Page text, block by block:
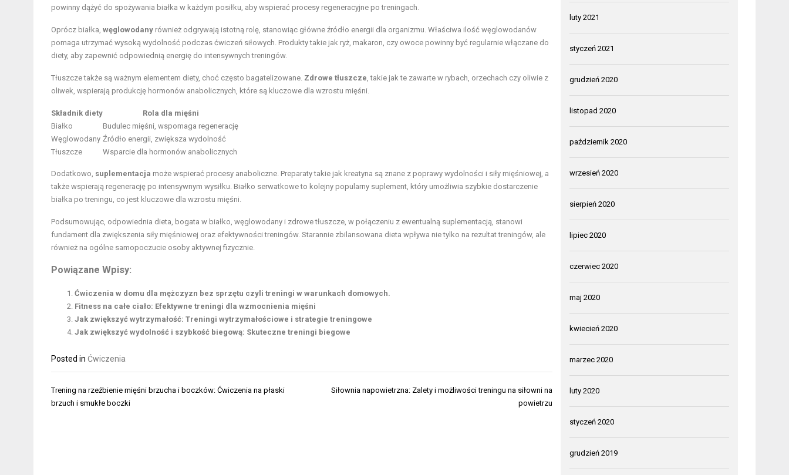
powinny dążyć do spożywania białka w każdym posiłku, aby wspierać procesy regeneracyjne po treningach.
Oprócz białka, węglowodany również odgrywają istotną rolę, stanowiąc główne źródło energii dla organizmu. Właściwa ilość węglowodanów
pomaga utrzymać wysoką wydolność podczas ćwiczeń siłowych. Produkty takie jak ryż, makaron, czy owoce powinny być regularnie włączane do
diety, aby zapewnić odpowiednią energię do intensywnych treningów.
Tłuszcze także są ważnym elementem diety, choć często bagatelizowane. Zdrowe tłuszcze, takie jak te zawarte w rybach, orzechach czy oliwie z
oliwek, wspierają produkcję hormonów anabolicznych, które są kluczowe dla wzrostu mięśni.
Składnik diety
Rola dla mięśni
Białko
Budulec mięśni, wspomaga regenerację
Węglowodany Źródło energii, zwiększa wydolność
Tłuszcze
Wsparcie dla hormonów anabolicznych
Dodatkowo, suplementacja może wspierać procesy anaboliczne. Preparaty takie jak kreatyna są znane z poprawy wydolności i siły mięśniowej, a
także wspierają regenerację po intensywnym wysiłku. Białko serwatkowe to kolejny popularny suplement, który umożliwia szybkie dostarczenie
białka po treningu, co jest kluczowe dla wzrostu mięśni.
Podsumowując, odpowiednia dieta, bogata w białko, węglowodany i zdrowe tłuszcze, w połączeniu z ewentualną suplementacją, stanowi
fundament dla zwiększenia siły mięśniowej oraz efektywności treningów. Starannie zbilansowana dieta wpływa nie tylko na rezultat treningów, ale
również na ogólne samopoczucie osoby aktywnej fizycznie.
Powiązane Wpisy:
Ćwiczenia w domu dla mężczyzn bez sprzętu czyli treningi w warunkach domowych.
Fitness na całe ciało: Efektywne treningi dla wzmocnienia mięśni
Jak zwiększyć wytrzymałość: Treningi wytrzymałościowe i strategie treningowe
Jak zwiększyć wydolność i szybkość biegową: Skuteczne treningi biegowe
Posted in Ćwiczenia
Nawigacja
wpisu
Trening na rzeźbienie mięśni brzucha i boczków: Ćwiczenia na płaski
brzuch i smukłe boczki
Siłownia napowietrzna: Zalety i możliwości treningu na siłowni na
powietrzu
luty 2021
styczeń 2021
grudzień 2020
listopad 2020
październik 2020
wrzesień 2020
sierpień 2020
lipiec 2020
czerwiec 2020
maj 2020
kwiecień 2020
marzec 2020
luty 2020
styczeń 2020
grudzień 2019